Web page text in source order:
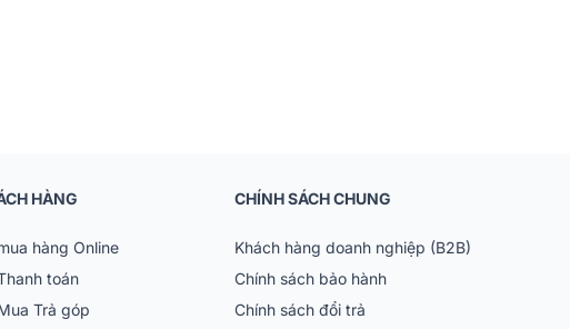
HÀNG
hàng Online
toán
Trả góp
CHÍNH SÁCH CHUNG
Khách hàng doanh nghiệp (B2B)
Chính sách bảo hành
Chính sách đổi trả